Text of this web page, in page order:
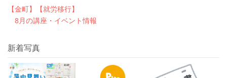
【金町】【就労移行】
8月の講座・イベント情報
新着写真